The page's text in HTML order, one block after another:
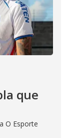
que
O Esporte